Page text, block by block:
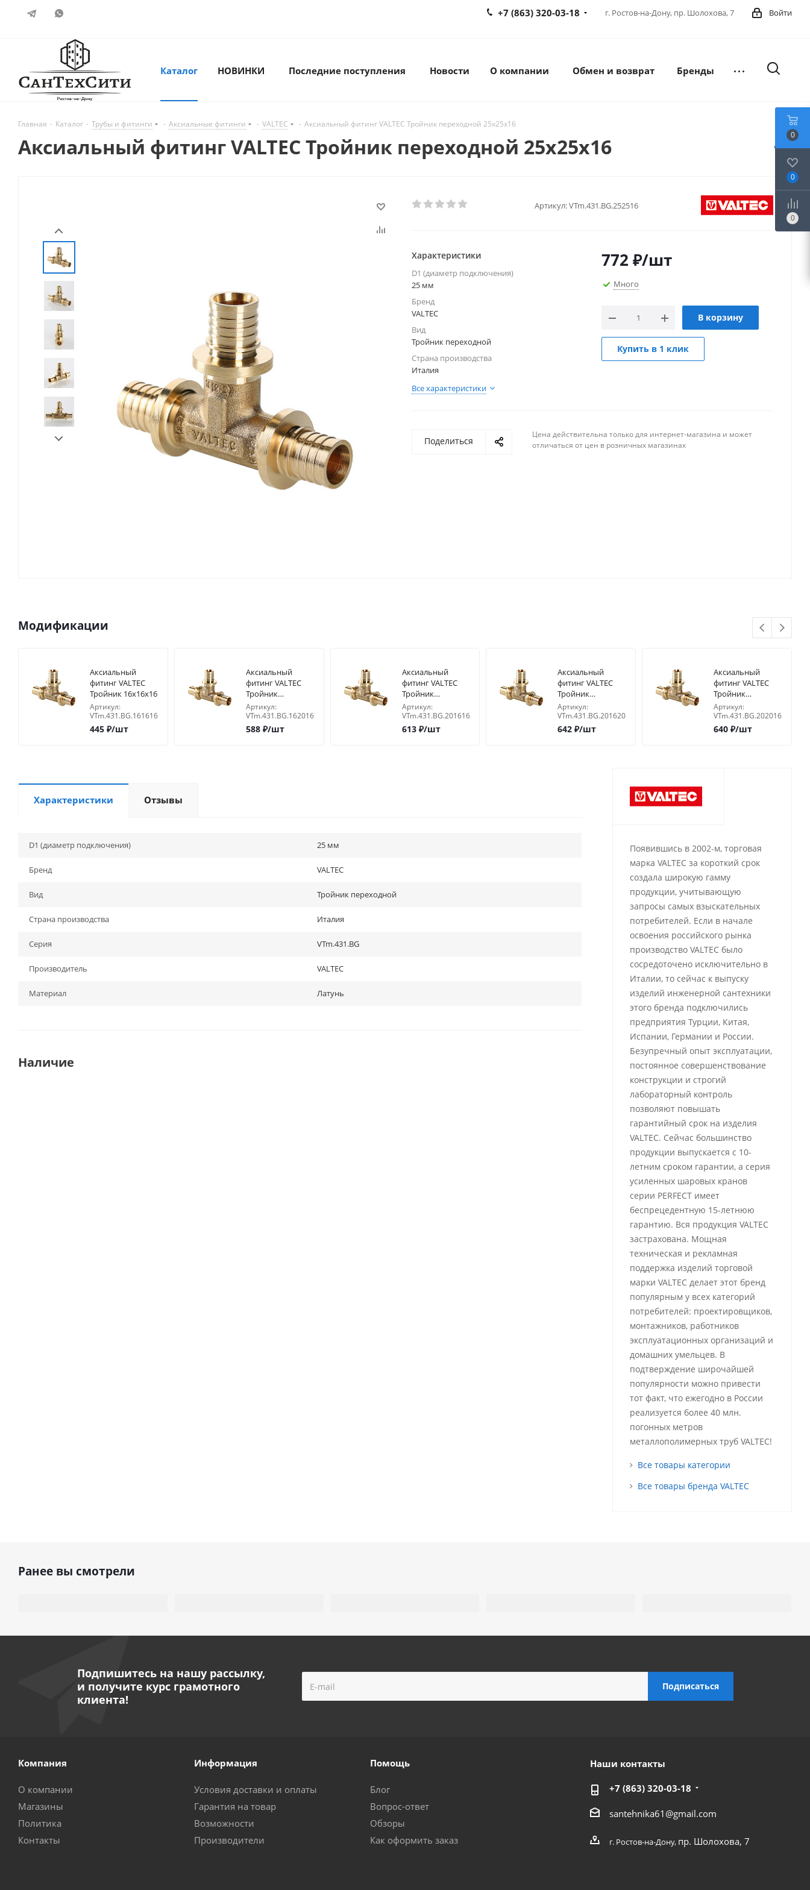
Войти
г. Ростов-на-Дону, пр. Шолохова, 7
+7 (863) 320-03-18
Каталог НОВИНКИ Последние поступления Новости О компании Обмен и возврат Бренды
Главная - Каталог - Трубы и фитинги - Аксиальные фитинги - VALTEC - Аксиальный фитинг VALTEC Тройник переходной 25х25х16
Аксиальный фитинг VALTEC Тройник переходной 25х25х16
Артикул:VTm.431.BG.252516
Характеристики
D1 (диаметр подключения)
25 мм
Бренд
VALTEC
Вид
Тройник переходной
Страна производства
Италия
Все характеристики
772 ₽/шт
Много
В корзину
Купить в 1 клик
Поделиться
Цена действительна только для интернет-магазина и может
отличаться от цен в розничных магазинах
Модификации
Аксиальный
фитинг VALTEC
Тройник 16х16х16
Артикул:
VTm.431.BG.161616
445 ₽/шт
Аксиальный
фитинг VALTEC
Тройник
переходной
16х20х16
Артикул:
VTm.431.BG.162016
588₽/шт
Аксиальный
фитинг VALTEC
Тройник
переходной
20х16х16
Артикул:
VTm.431.BG.201616
613₽/шт
Аксиальный
фитинг VALTEC
Тройник
переходной
20х16х20
Артикул:
VTm.431.BG.201620
642 ₽/шт
Аксиальный
фитинг VALTEC
Тройник
переходной
20х20х16
Артикул:
VTm.431.BG.202016
640 ₽/шт
Характеристики Отзывы
D1 (диаметр подключения) 25 мм
Бренд VALTEC
Вид Тройник переходной
Страна производства Италия
Серия VTm.431.BG
Производитель VALTEC
Материал Латунь
Наличие
Появившись в 2002-м, торговая
марка VALTEC за короткий срок
создала широкую гамму
продукции, учитывающую
запросы самых взыскательных
потребителей. Если в начале
освоения российского рынка
производство VALTEC было
сосредоточено исключительно в
Италии, то сейчас к выпуску
изделий инженерной сантехники
этого бренда подключились
предприятия Турции, Китая,
Испании, Германии и России.
Безупречный опыт эксплуатации,
постоянное совершенствование
конструкции и строгий
лабораторный контроль
позволяют повышать
гарантийный срок на изделия
VALTEC. Сейчас большинство
продукции выпускается с 10-
летним сроком гарантии, а серия
усиленных шаровых кранов
серии PERFECT имеет
беспрецедентную 15-летнюю
гарантию. Вся продукция VALTEC
застрахована. Мощная
техническая и рекламная
поддержка изделий торговой
марки VALTEC делает этот бренд
популярным у всех категорий
потребителей: проектировщиков,
монтажников, работников
эксплуатационных организаций и
домашних умельцев. В
подтверждение широчайшей
популярности можно привести
тот факт, что ежегодно в России
реализуется более 40 млн.
погонных метров
металлополимерных труб VALTEC!
Все товары категории
Все товары бренда VALTEC
Ранее вы смотрели
Подпишитесь на нашу рассылку,
и получите курс грамотного
клиента!
Компания
О компании
Магазины
Политика
Контакты
Информация
Условия доставки и оплаты
Гарантия на товар
Возможности
Производители
Помощь
Блог
Вопрос-ответ
Обзоры
Как оформить заказ
Наши контакты
+7 (863) 320-03-18
santehnika61@gmail.com
г. Ростов-на-Дону, пр. Шолохова, 7
0
0
0